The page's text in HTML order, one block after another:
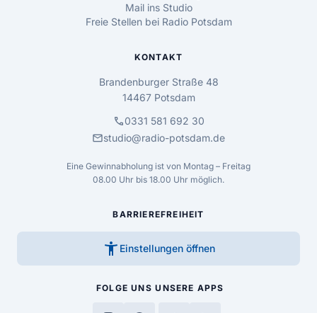
Mail ins Studio
Freie Stellen bei Radio Potsdam
KONTAKT
Brandenburger Straße 48
14467 Potsdam
call0331 581 692 30
mailstudio@radio-potsdam.de
Eine Gewinnabholung ist von Montag – Freitag
08.00 Uhr bis 18.00 Uhr möglich.
BARRIEREFREIHEIT
accessibility_new Einstellungen öffnen
FOLGE UNS UNSERE APPS